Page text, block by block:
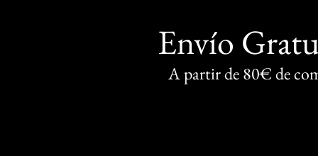
Envío
A partir de 80€ de